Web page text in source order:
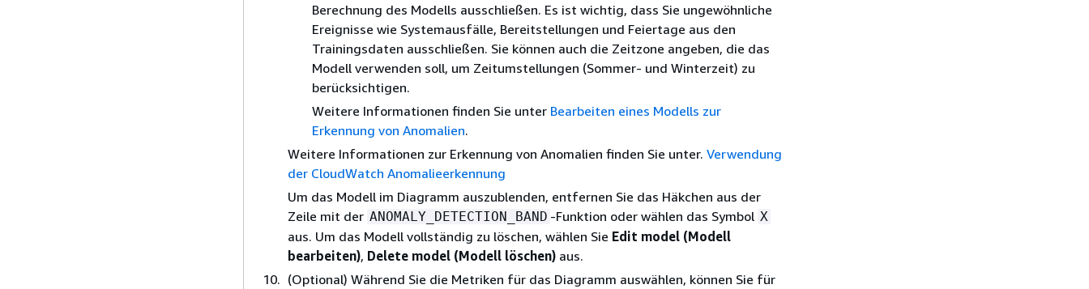
Berechnung des Modells ausschließen. Es ist wichtig, dass Sie ungewöhnliche
Ereignisse wie Systemausfälle, Bereitstellungen und Feiertage aus den
Trainingsdaten ausschließen. Sie können auch die Zeitzone angeben, die das
Modell verwenden soll, um Zeitumstellungen (Sommer- und Winterzeit) zu
berücksichtigen.
Weitere Informationen finden Sie unter Bearbeiten eines Modells zur
Erkennung von Anomalien.
Weitere Informationen zur Erkennung von Anomalien finden Sie unter. Verwendung
der CloudWatch Anomalieerkennung
Um das Modell im Diagramm auszublenden, entfernen Sie das Häkchen aus der
Zeile mit der ANOMALY_DETECTION_BAND -Funktion oder wählen das Symbol X
aus. Um das Modell vollständig zu löschen, wählen Sie Edit model (Modell
bearbeiten), Delete model (Modell löschen) aus.
(Optional) Während Sie die Metriken für das Diagramm auswählen, können Sie für